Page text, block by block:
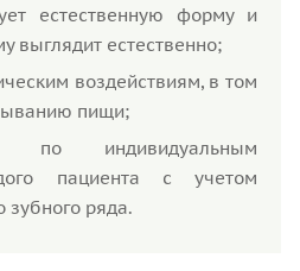
естественную форму и
выглядит естественно;
воздействиям, в том
пищи;
по индивидуальным
пациента с учетом
зубного ряда.